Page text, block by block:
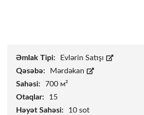
Əmlak Tipi:
Evlərin Satışı
Qəsəbə:
Mərdəkan
Sahəsi:
700 м²
Otaqlar:
15
Həyət Sahəsi:
10 sot